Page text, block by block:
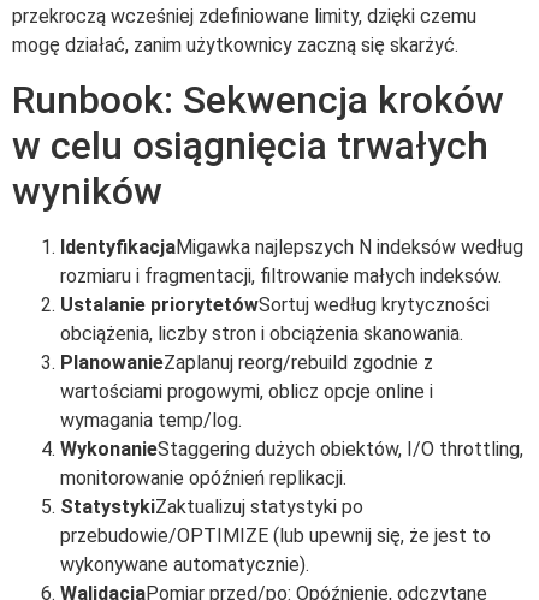
przekroczą wcześniej zdefiniowane limity, dzięki czemu
mogę działać, zanim użytkownicy zaczną się skarżyć.
Runbook: Sekwencja kroków
w celu osiągnięcia trwałych
wyników
IdentyfikacjaMigawka najlepszych N indeksów według
rozmiaru i fragmentacji, filtrowanie małych indeksów.
Ustalanie priorytetówSortuj według krytyczności
obciążenia, liczby stron i obciążenia skanowania.
PlanowanieZaplanuj reorg/rebuild zgodnie z
wartościami progowymi, oblicz opcje online i
wymagania temp/log.
WykonanieStaggering dużych obiektów, I/O throttling,
monitorowanie opóźnień replikacji.
StatystykiZaktualizuj statystyki po
przebudowie/OPTIMIZE (lub upewnij się, że jest to
wykonywane automatycznie).
WalidacjaPomiar przed/po: Opóźnienie, odczytane